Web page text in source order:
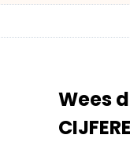
Wees